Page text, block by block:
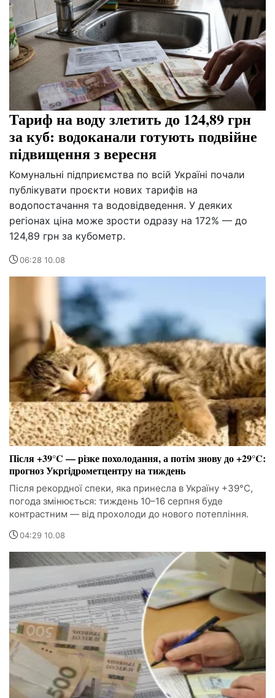
Тариф на воду злетить до 124,89 грн
за куб: водоканали готують подвійне
підвищення з вересня
Комунальні підприємства по всій Україні почали
публікувати проєкти нових тарифів на
водопостачання та водовідведення. У деяких
регіонах ціна може зрости одразу на 172% — до
124,89 грн за кубометр.
06:28 10.08
Після +39°C — різке похолодання, а потім знову до +29°C:
прогноз Укргідрометцентру на тиждень
Після рекордної спеки, яка принесла в Україну +39°C,
погода змінюється: тиждень 10–16 серпня буде
контрастним — від прохолоди до нового потепління.
04:29 10.08